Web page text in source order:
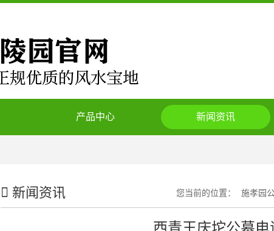
产品中心 新闻资讯
新闻资讯 您当前的位置： 施孝园
西青王庆坨公墓